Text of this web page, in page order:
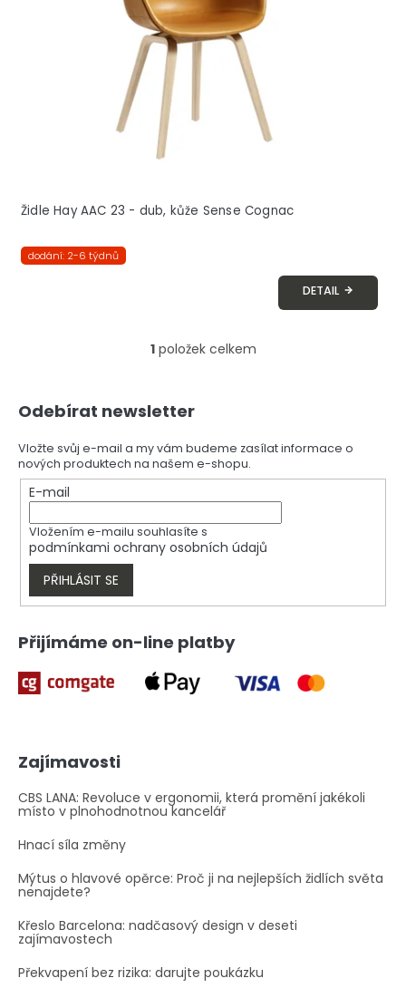
Židle Hay AAC 23 - dub, kůže Sense Cognac
dodání: 2-6 týdnů
DETAIL
O
a
c
í
v
k
s
1položek celkem
Odebírat newsletter
Vložte svůj e-mail a my vám budeme zasílat informace o
nových produktech na našem e-shopu.
E-mail
Vložením e-mailu souhlasíte s
podmínkami ochrany osobních údajů
PŘIHLÁSIT SE
Přijímáme on-line platby
Zajímavosti
CBS LANA: Revoluce v ergonomii, která promění jakékoli
místo v plnohodnotnou kancelář
Hnací síla změny
Mýtus o hlavové opěrce: Proč ji na nejlepších židlích světa
nenajdete?
Křeslo Barcelona: nadčasový design v deseti
zajímavostech
Překvapení bez rizika: darujte poukázku